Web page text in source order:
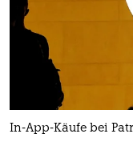
In-App-Käufe bei